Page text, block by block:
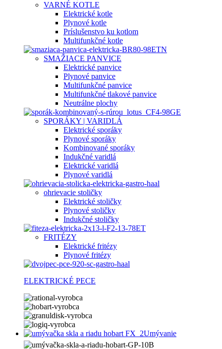
VARNÉ KOTLE
Elektrické kotle
Plynové kotle
Príslušenstvo ku kotlom
Multifunkčné kotle
SMAŽIACE PANVICE
Elektrické panvice
Plynové panvice
Multifunkčné panvice
Multifunkčné tlakové panvice
Neutrálne plochy
SPORÁKY | VARIDLÁ
Elektrické sporáky
Plynové sporáky
Kombinované sporáky
Indukčné varidlá
Elektrické varidlá
Plynové varidlá
ohrievacie stoličky
Elektrické stoličky
Plynové stoličky
Indukčné stoličky
FRITÉZY
Elektrické fritézy
Plynové fritézy
ELEKTRICKÉ PECE
Umývanie